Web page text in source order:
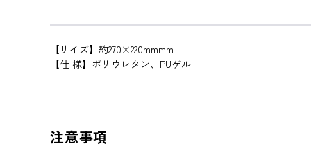
【サイズ】約270×220mmmm
【仕 様】ポリウレタン、PUゲル
注意事項